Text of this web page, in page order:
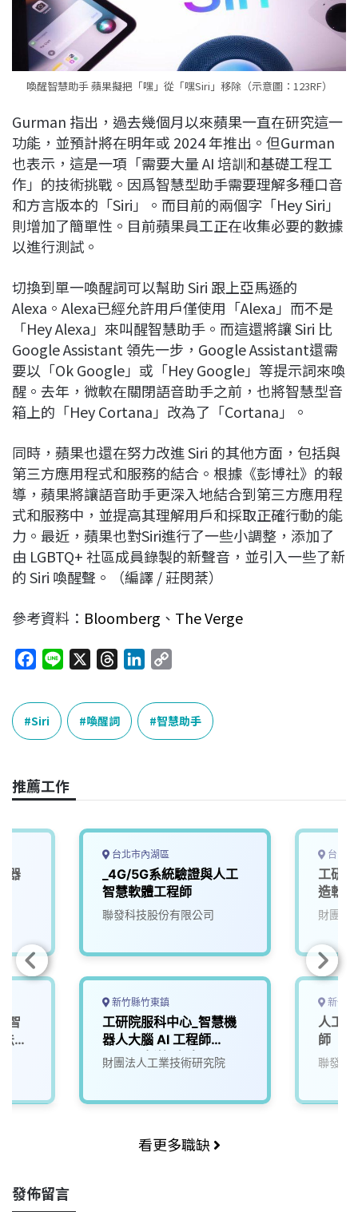
喚醒智慧助手 蘋果擬把「嘿」從「嘿Siri」移除（示意圖：123RF）
Gurman 指出，過去幾個月以來蘋果一直在研究這一
功能，並預計將在明年或 2024 年推出。但Gurman
也表示，這是一項「需要大量 AI 培訓和基礎工程工
作」的技術挑戰。因爲智慧型助手需要理解多種口音
和方言版本的「Siri」。而目前的兩個字「Hey Siri」
則增加了簡單性。目前蘋果員工正在收集必要的數據
以進行測試。
切換到單一喚醒詞可以幫助 Siri 跟上亞馬遜的
Alexa。Alexa已經允許用戶僅使用「Alexa」而不是
「Hey Alexa」來叫醒智慧助手。而這還將讓 Siri 比
Google Assistant 領先一步，Google Assistant還需
要以「Ok Google」或「Hey Google」等提示詞來喚
醒。去年，微軟在關閉語音助手之前，也將智慧型音
箱上的「Hey Cortana」改為了「Cortana」。
同時，蘋果也還在努力改進 Siri 的其他方面，包括與
第三方應用程式和服務的結合。根據《彭博社》的報
導，蘋果將讓語音助手更深入地結合到第三方應用程
式和服務中，並提高其理解用戶和採取正確行動的能
力。最近，蘋果也對Siri進行了一些小調整，添加了
由 LGBTQ+ 社區成員錄製的新聲音，並引入一些了新
的 Siri 喚醒聲。（編譯 / 莊閔棻）
參考資料： Bloomberg 、 The Verge
c
e
b
o
k
e
r
e
a
n
k
e
n
p
y
L
k
Siri 喚醒詞 智慧助手
推薦工作
器
智
工
台北市內湖區
_4G/5G系統驗證與人工
智慧軟體工程師
聯發科技股份有限公司
新竹縣竹東鎮
工研院服科中心_智慧機
器人大腦 AI 工程師
(A000新竹/台南)
財團法人工業技術研究院
台中
工研
造軟
財團法
新竹
人工
師
聯發科
看更多職缺
發佈留言